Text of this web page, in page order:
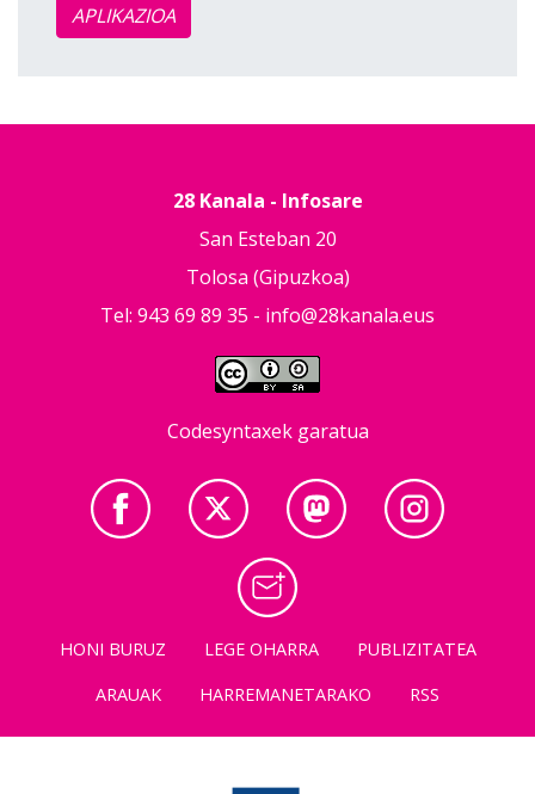
APLIKAZIOA
28 Kanala - Infosare
San Esteban 20
Tolosa (Gipuzkoa)
Tel: 943 69 89 35 - info@28kanala.eus
Codesyntaxek garatua
HONI BURUZ LEGE OHARRA
PUBLIZITATEA
ARAUAK
HARREMANETARAKO RSS